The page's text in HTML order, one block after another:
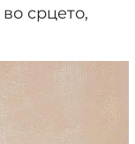
срцето,